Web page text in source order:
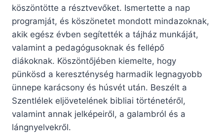
köszöntötte a résztvevőket. Ismertette a nap
programját, és köszönetet mondott mindazoknak,
akik egész évben segítették a tájház munkáját,
valamint a pedagógusoknak és fellépő
diákoknak. Köszöntőjében kiemelte, hogy
pünkösd a kereszténység harmadik legnagyobb
ünnepe karácsony és húsvét után. Beszélt a
Szentlélek eljövetelének bibliai történetéről,
valamint annak jelképeiről, a galambról és a
lángnyelvekről.